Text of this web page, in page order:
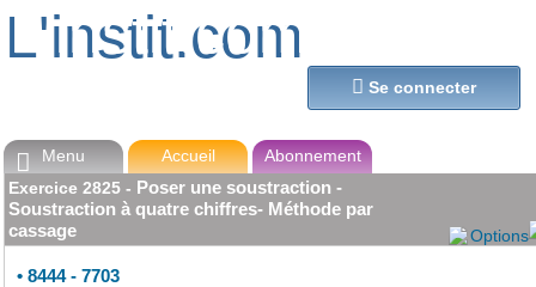
 Se connecter
L'instit.com
L'instit.com
 Menu Accueil
Abonnement
Exercice 2825 - Poser une soustraction -
Soustraction à quatre chiffres- Méthode par
cassage
Options
• 8444 - 7703